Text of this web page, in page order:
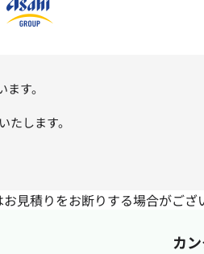
す。
たします。
見積りをお断りする場合がござ
カ